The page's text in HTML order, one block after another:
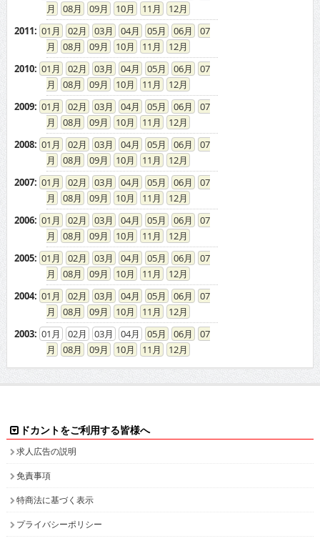
08
09 10 11
12
2011: 01 02 03 04 05 06
07
08
09 10 11
12
2010: 01 02 03 04 05 06
07
08
09 10 11
12
2009: 01 02 03 04 05 06
07
08
09 10 11
12
2008: 01 02 03 04 05 06
07
08
09 10 11
12
2007: 01 02 03 04 05 06
07
08
09 10 11
12
2006: 01 02 03 04 05 06
07
08
09 10 11
12
2005: 01 02 03 04 05 06
07
08
09 10 11
12
2004: 01 02 03 04 05 06
07
08
09 10 11
12
2003: 01 02 03 04 05 06
07
08
09 10 11 12
ドカントをご利用する皆様へ
求人広告の説明
免責事項
特商法に基づく表示
プライバシーポリシー